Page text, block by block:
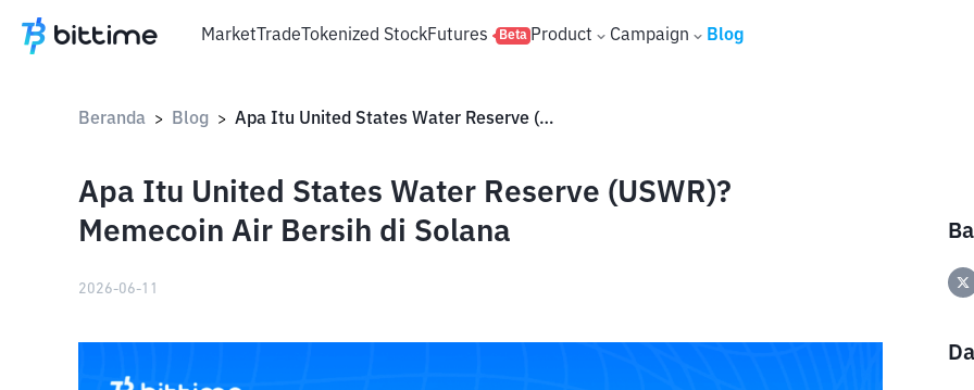
MarketTradeTokenized StockFutures Beta Product Campaign Blog
Beranda > Blog > Apa Itu United States Water Reserve (USWR)? Memecoin Air Bersih di Solana
Apa Itu United States Water Reserve (USWR)?
Memecoin Air Bersih di Solana
2026-06-11